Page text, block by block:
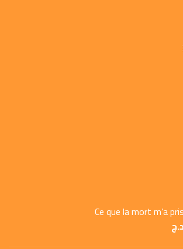
Ce que la mort m’a